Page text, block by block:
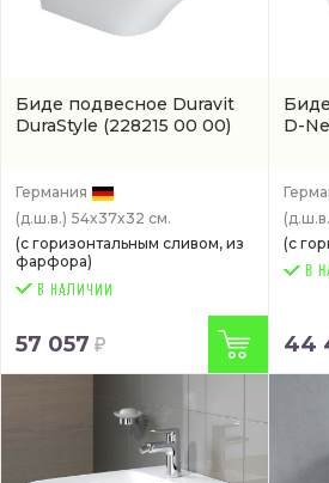
Биде подвесное Duravit
DuraStyle (228215 00 00)
Германия
(д.ш.в.) 54x37x32 см.
(с горизонтальным сливом, из
фарфора)
57 057
D-
(с
В
44